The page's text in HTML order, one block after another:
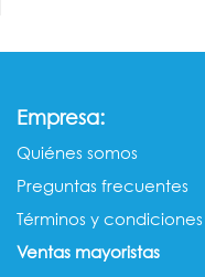
Empresa:
Quiénes somos​​
Preguntas frecuentes
Términos y condiciones
Ventas mayorista​s